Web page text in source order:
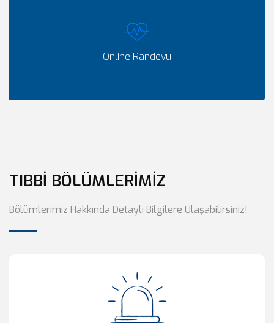
Online Randevu
TIBBİ BÖLÜMLERİMİZ
Bölümlerimiz Hakkında Detaylı Bilgilere Ulaşabilirsiniz!